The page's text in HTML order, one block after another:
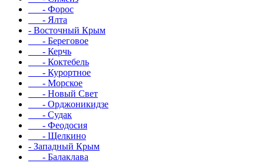
- Форос
- Ялта
- Восточный Крым
- Береговое
- Керчь
- Коктебель
- Курортное
- Морское
- Новый Свет
- Орджоникидзе
- Судак
- Феодосия
- Щелкино
- Западный Крым
- Балаклава